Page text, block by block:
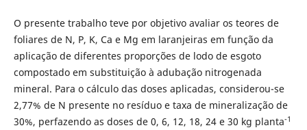
O presente trabalho teve por objetivo avaliar os teores de
foliares de N, P, K, Ca e Mg em laranjeiras em função da
aplicação de diferentes proporções de lodo de esgoto
compostado em substituição à adubação nitrogenada
mineral. Para o cálculo das doses aplicadas, considerou-se
2,77% de N presente no resíduo e taxa de mineralização de
30%, perfazendo as doses de 0, 6, 12, 18, 24 e 30 kg planta-1